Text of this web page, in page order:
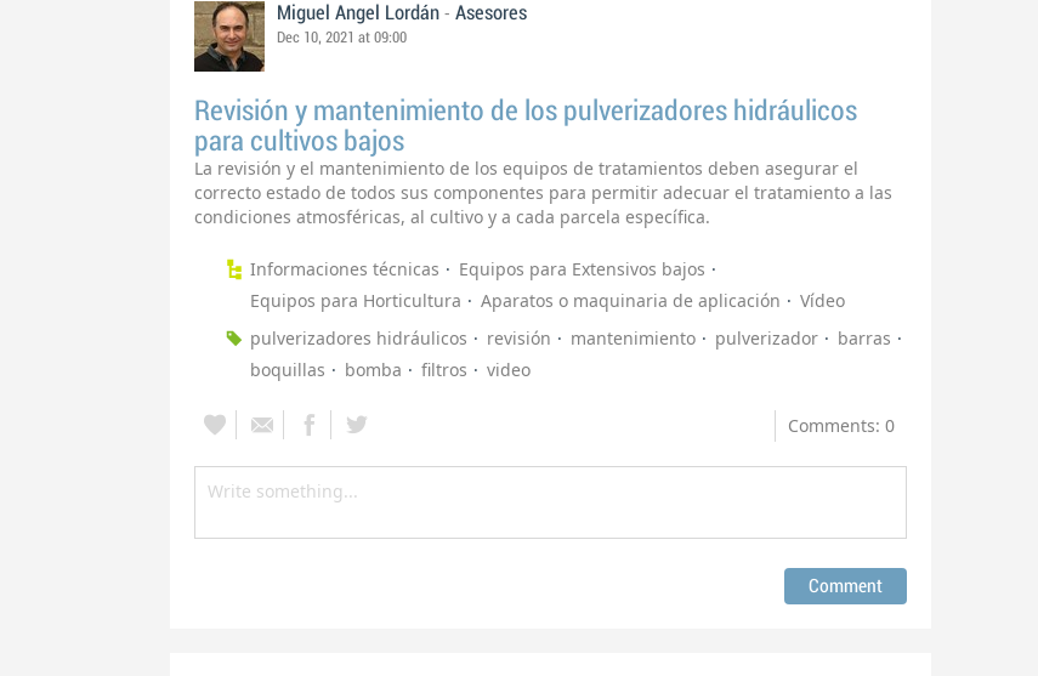
Miguel Angel Lordán - Asesores
Dec 10, 2021 at 09:00
Revisión y mantenimiento de los pulverizadores hidráulicos
para cultivos bajos
La revisión y el mantenimiento de los equipos de tratamientos deben asegurar el
correcto estado de todos sus componentes para permitir adecuar el tratamiento a las
condiciones atmosféricas, al cultivo y a cada parcela específica.
Informaciones técnicas
Equipos para Extensivos bajos
Equipos para Horticultura
Aparatos o maquinaria de aplicación
Vídeo
pulverizadores hidráulicos
revisión mantenimiento pulverizador
barras
boquillas
bomba filtros video
Comments: 0